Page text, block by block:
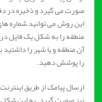
صورت می گیرد و ذخیره در
این روش می توانید شماره
منطقه را به شکل یک فایل
آن منطقه و یا شهر را داشتید
را پوشش دهید.
ارسال پیامک از طریق